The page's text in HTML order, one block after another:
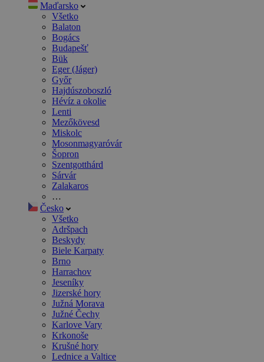
Maďarsko
Všetko
Balaton
Bogács
Budapešť
Bük
Eger (Jáger)
Győr
Hajdúszoboszló
Hévíz a okolie
Lenti
Mezőkövesd
Miskolc
Mosonmagyaróvár
Šopron
Szentgotthárd
Sárvár
Zalakaros
…
Česko
Všetko
Adršpach
Beskydy
Biele Karpaty
Brno
Harrachov
Jeseníky
Jizerské hory
Južná Morava
Južné Čechy
Karlove Vary
Krkonoše
Krušné hory
Lednice a Valtice